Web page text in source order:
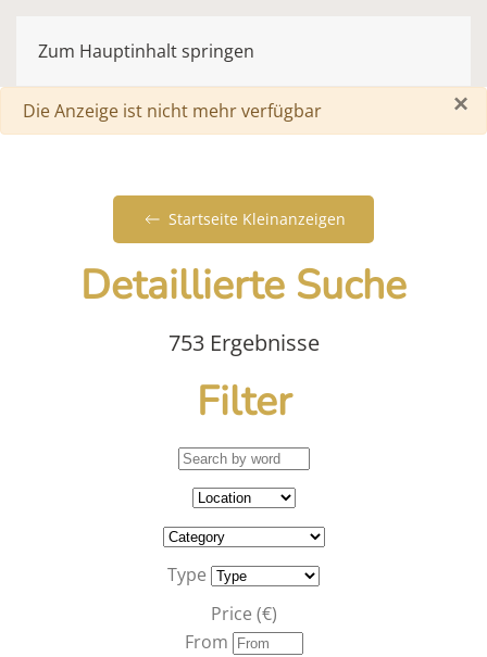
Zum Hauptinhalt springen
×
Warnung
Die Anzeige ist nicht mehr verfügbar
Startseite Kleinanzeigen
Detaillierte Suche
753 Ergebnisse
Filter
Type
Price (€)
From